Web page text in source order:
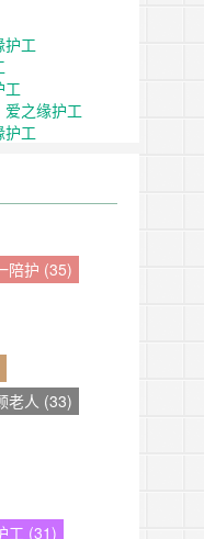
护工
工
之缘护工
护工
陪护 (35)
老人 (33)
工 (31)